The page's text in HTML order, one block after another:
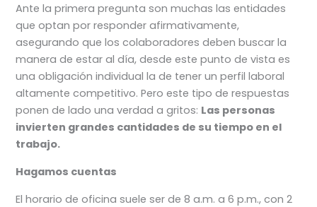
Ante la primera pregunta son muchas las entidades
que optan por responder afirmativamente,
asegurando que los colaboradores deben buscar la
manera de estar al día, desde este punto de vista es
una obligación individual la de tener un perfil laboral
altamente competitivo. Pero este tipo de respuestas
ponen de lado una verdad a gritos: Las personas
invierten grandes cantidades de su tiempo en el
trabajo.
Hagamos cuentas
El horario de oficina suele ser de 8 a.m. a 6 p.m., con 2